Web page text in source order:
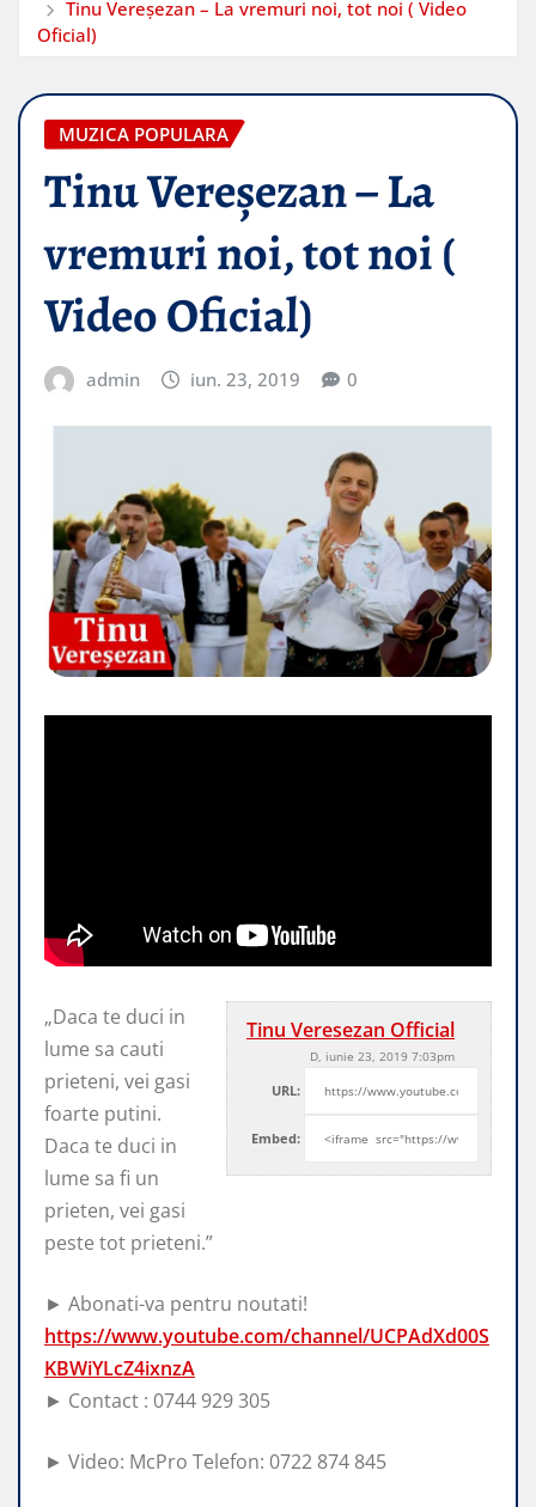
Tinu Vereşezan – La vremuri noi, tot noi ( Video
Oficial)
MUZICA POPULARA
Tinu Vereşezan – La
vremuri noi, tot noi (
Video Oficial)
admin iun. 23, 2019 0
Tinu Veresezan Official
D, iunie 23, 2019 7:03pm
URL:
Embed:
„Daca te duci in
lume sa cauti
prieteni, vei gasi
foarte putini.
Daca te duci in
lume sa fi un
prieten, vei gasi
peste tot prieteni.”
► Abonati-va pentru noutati!
https://www.youtube.com/channel/UCPAdXd00S
KBWiYLcZ4ixnzA
► Contact : 0744 929 305
► Video: McPro Telefon: 0722 874 845